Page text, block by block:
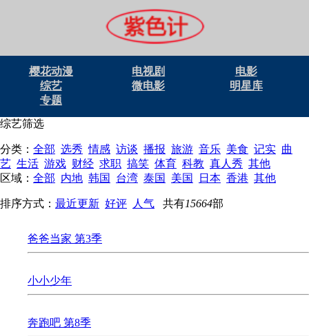
樱花动漫 电视剧
电影
综艺
微电影
明星库
专题
综艺筛选
分类： 全部 选秀 情感 访谈 播报 旅游 音乐 美食 记实 曲
艺 生活 游戏 财经 求职 搞笑 体育 科教 真人秀 其他
区域： 全部 内地 韩国 台湾 泰国 美国 日本 香港 其他
排序方式： 最近更新 好评 人气 共有15664部
爸爸当家 第3季
小小少年
奔跑吧 第8季